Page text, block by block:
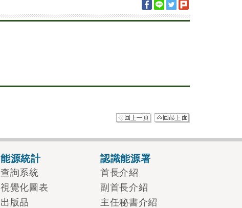
能源統計
查詢系統
視覺化圖表
出版品
認識能源署
首長介紹
副首長介紹
主任秘書介紹